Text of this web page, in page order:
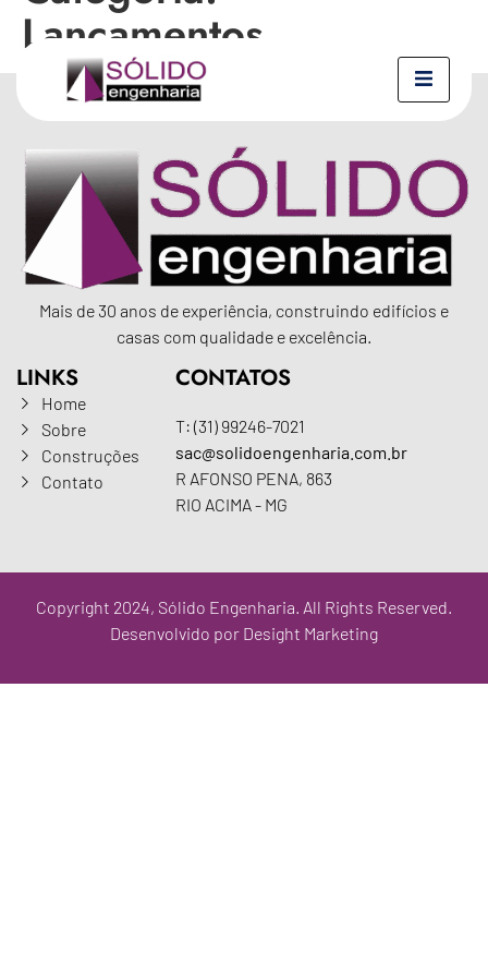
Lançamentos
Mais de 30 anos de experiência, construindo edifícios e
casas com qualidade e excelência.
LINKS
Home
Sobre
Construções
Contato
CONTATOS
T: (31) 99246-7021
sac@solidoengenharia.com.br
R AFONSO PENA, 863
RIO ACIMA - MG
Copyright 2024, Sólido Engenharia. All Rights Reserved.
Desenvolvido por Desight Marketing